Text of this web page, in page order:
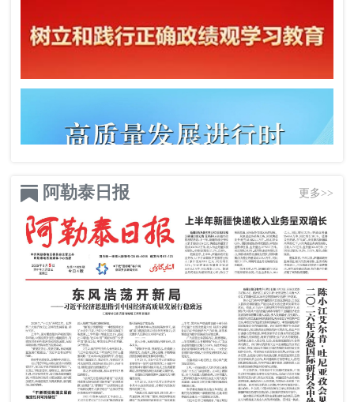
阿勒泰日报 更多>>